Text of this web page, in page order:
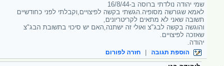
שמי יהודה נולדתי ברוסה ב-16/8/44
לאמא שגורשה מסופיה.הגשתי בקשה לפיצויים,וקבלתי לפני כחודשיים
תשובה שאני לא מתאים לקריטריונים,
והוגשה בקשה לבג"צ ואולי זה ישתנה,האם יש סיכוי בתשובת הבג"צ
שאזכה לפיצויים.
יהודה.
הוספת תגובה חזרה לפורום